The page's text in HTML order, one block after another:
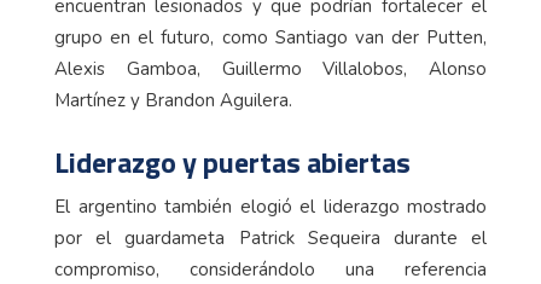
encuentran lesionados y que podrían fortalecer el
grupo en el futuro, como Santiago van der Putten,
Alexis Gamboa, Guillermo Villalobos, Alonso
Martínez y Brandon Aguilera.
Liderazgo y puertas abiertas
El argentino también elogió el liderazgo mostrado
por el guardameta Patrick Sequeira durante el
compromiso, considerándolo una referencia